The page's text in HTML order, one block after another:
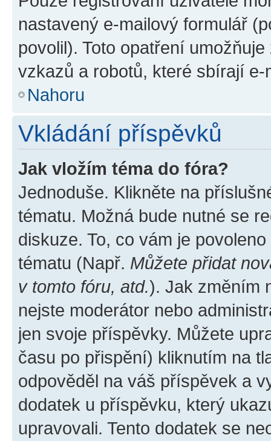
nastavený e-mailový formulář
povolil). Toto opatření
vzkazů a robotů, které sbírají e-
Nahoru
Vkládání příspěvků
Jak vložím téma do fóra?
Jednoduše. Klikněte na
tématu. Možná bude nutné se
diskuze. To, co vám je
tématu (Např. Můžete přidat
v tomto fóru, atd.). Jak změním
nejste moderátor nebo
jen svoje příspěvky. Můžete
času po přispění) kliknutím na
odpověděl na váš příspěvek a
dodatek u příspěvku, který
upravovali. Tento dodatek se